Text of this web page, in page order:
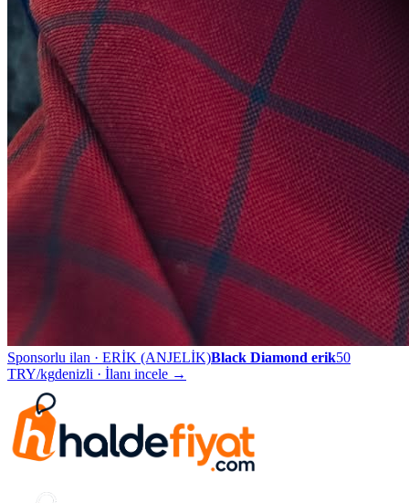
Sponsorlu ilan · ERİK (ANJELİK)Black Diamond erik50
TRY/kgdenizli · İlanı incele →